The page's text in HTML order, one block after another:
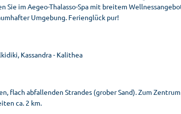
Sie im Aegeo-Thalasso-Spa mit breitem
Umgebung. Ferienglück pur!
Kassandra - Kalithea
flach abfallenden Strandes (grober Sand). Zum
ca. 2 km.